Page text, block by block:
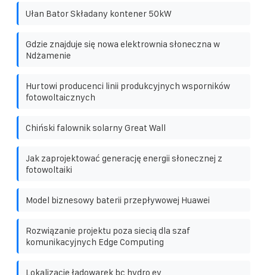
Ułan Bator Składany kontener 50kW
Gdzie znajduje się nowa elektrownia słoneczna w
Ndżamenie
Hurtowi producenci linii produkcyjnych wsporników
fotowoltaicznych
Chiński falownik solarny Great Wall
Jak zaprojektować generację energii słonecznej z
fotowoltaiki
Model biznesowy baterii przepływowej Huawei
Rozwiązanie projektu poza siecią dla szaf
komunikacyjnych Edge Computing
Lokalizacje ładowarek bc hydro ev